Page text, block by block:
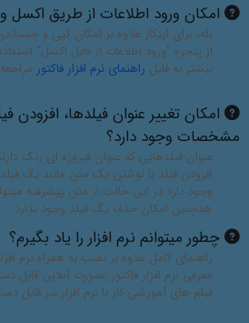
امکان ورود اطلاعات از طریق اکسل
بله، برای اینکار علاوه بر امکان کپی و
از پنجره "ورود اطلاعات از فایل اکسل"
بیشتر به فایل راهنمای نرم افزار فاکتور
امکان تغییر عنوان فیلدها، افزودن
مشخصات وجود دارد؟
عنوان فیلدهایی که عنوان فیروزه ای رنگ
افزودن فیلد با نوشتن یک متن مانند یک فیلد
وجود دارد در این حالت از متن پیشرفته
همچنین امکان حذف یگ فیلد وجود ندارد
چطور میتوانم نرم افزار را یاد بگیرم؟
راهنمای کامل علاوه بر نصب به همراه نرم
معرفی نرم افزار فاکتور بصورت آنلاین
فیلم های آموزشی کار با نرم افزار نیز قابل